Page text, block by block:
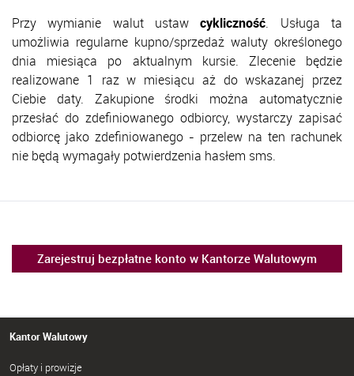
Przy wymianie walut ustawcykliczność. Usługa ta
umożliwia regularne kupno/sprzedaż waluty określonego
dnia miesiąca po aktualnym kursie. Zlecenie będzie
realizowane 1 raz w miesiącu aż do wskazanej przez
Ciebie daty. Zakupione środki można automatycznie
przesłać do zdefiniowanego odbiorcy, wystarczy zapisać
odbiorcę jako zdefiniowanego - przelew na ten rachunek
nie będą wymagały potwierdzenia hasłem sms.
Zarejestruj bezpłatne konto w Kantorze Walutowym
Kantor Walutowy
Opłaty i prowizje